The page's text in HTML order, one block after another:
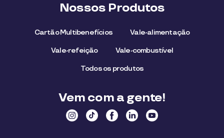
Nossos Produtos
Cartão Multibenefícios Vale-alimentação
Vale-refeição Vale-combustível
Todos os produtos
Vem com a gente!